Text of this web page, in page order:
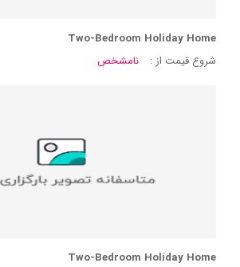
Two-Bedroom Holiday Home
شروع قیمت از :
نامشخص
Two-Bedroom Holiday Home